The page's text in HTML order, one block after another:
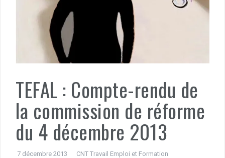
TEFAL : Compte-rendu de
la commission de réforme
du 4 décembre 2013
7 décembre 2013
CNT Travail Emploi et Formation